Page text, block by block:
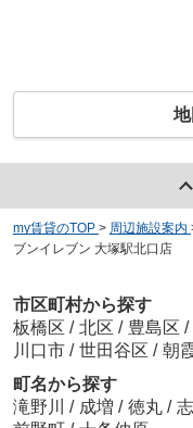
my賃貸のTOP > 周辺施設案内
ブンイレブン 大塚駅北口店
市区町村から探す
板橋区 / 北区 / 豊島区 /
川口市 / 世田谷区 / 朝
町名から探す
滝野川 / 成増 / 徳丸 /